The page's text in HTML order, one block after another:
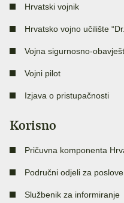
Hrvatski vojnik
Hrvatsko vojno učilište
Vojna sigurnosno-
Vojni pilot
Izjava o pristupačnosti
Korisno
Pričuvna komponenta
Područni odjeli za
Službenik za informiranje